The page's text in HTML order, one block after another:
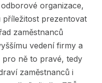
organizace,
prezentovat
zaměstnanců
vedení firmy a
pro ně to pravé, tedy
zaměstnanců i